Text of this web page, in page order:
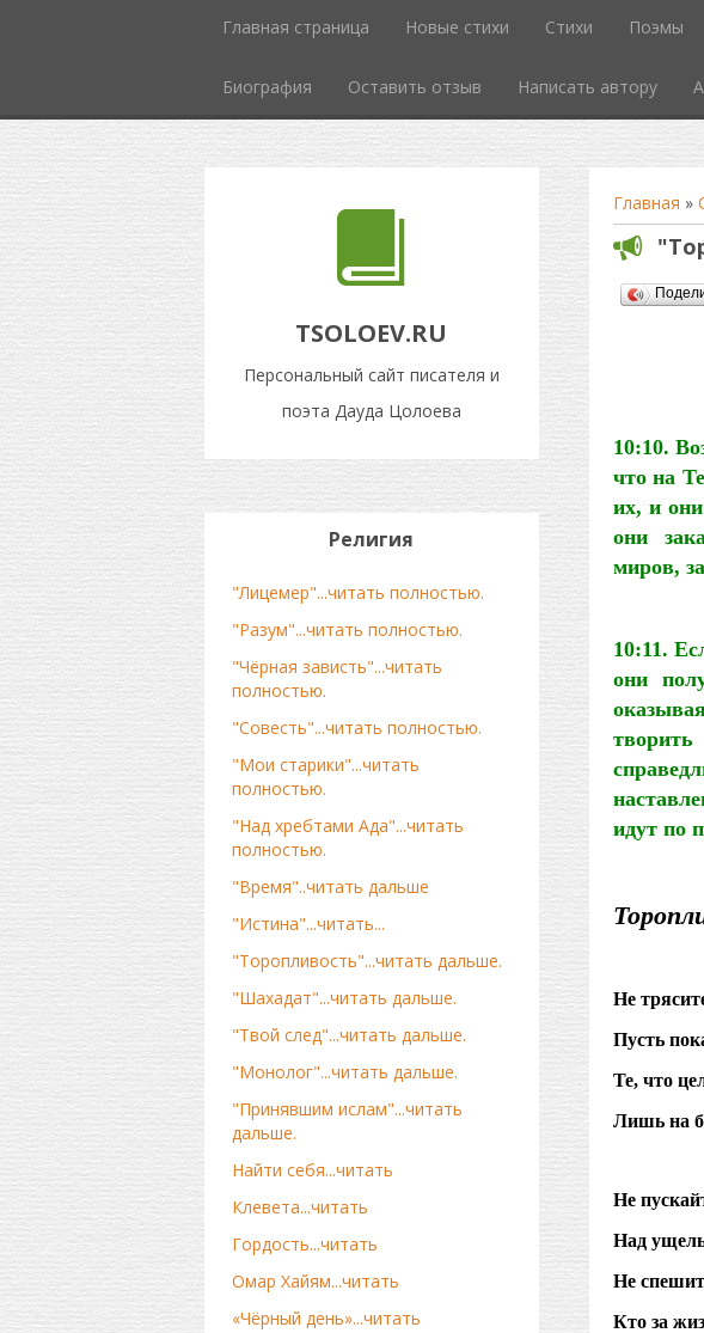
Главная страница Новые стихи Стихи Поэмы
Биография Оставить отзыв Написать автору
TSOLOEV.RU
Персональный сайт писателя и
поэта Дауда Цолоева
Главная »
10:10.
что на
их, и
они
миров,
10:11.
они
идут по
Не
Пусть
Те, что
Лишь на
Не
Над
Не
Кто за
Религия
"Лицемер"...читать полностью.
"Разум"...читать полностью.
"Чёрная зависть"...читать
полностью.
"Совесть"...читать полностью.
"Мои старики"...читать
полностью.
"Над хребтами Ада"...читать
полностью.
"Время"..читать дальше
"Истина"...читать...
"Торопливость"...читать дальше.
"Шахадат"...читать дальше.
"Твой след"...читать дальше.
"Монолог"...читать дальше.
"Принявшим ислам"...читать
дальше.
Найти себя...читать
Клевета...читать
Гордость...читать
Омар Хайям...читать
«Чёрный день»...читать